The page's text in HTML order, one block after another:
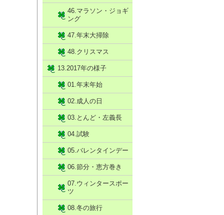
46.マラソン・ジョギ
ング
47.年末大掃除
48.クリスマス
13.2017年の様子
01.年末年始
02.成人の日
03.とんど・左義長
04.試験
05.バレンタインデー
06.節分・恵方巻き
07.ウィンタースポー
ツ
08.冬の旅行